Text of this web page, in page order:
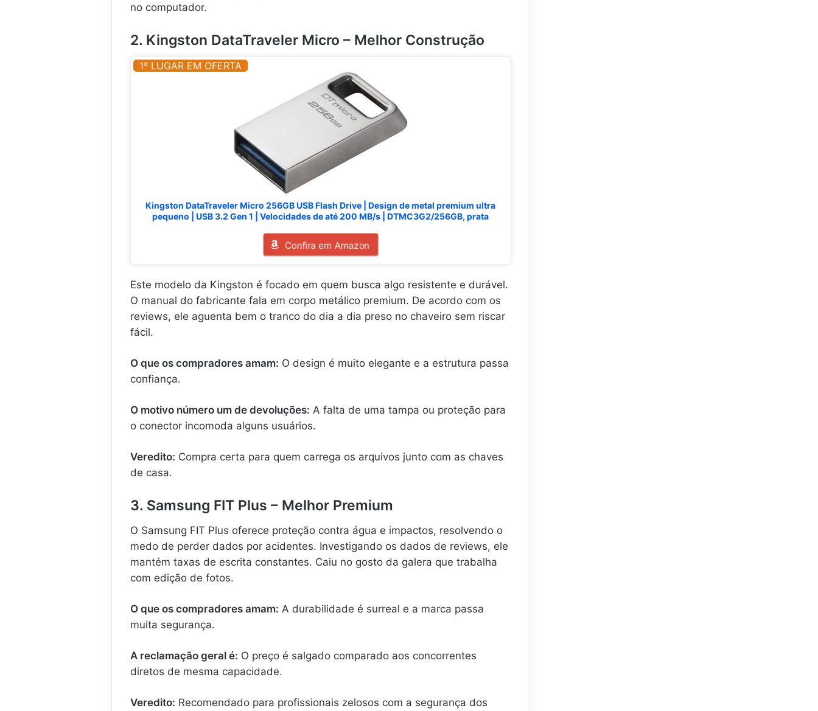
no computador.
2. Kingston DataTraveler Micro – Melhor Construção
1º LUGAR EM OFERTA
Kingston DataTraveler Micro 256GB USB Flash Drive | Design de metal premium ultra
pequeno | USB 3.2 Gen 1 | Velocidades de até 200 MB/s | DTMC3G2/256GB, prata
Confira em Amazon
Este modelo da Kingston é focado em quem busca algo resistente e durável.
O manual do fabricante fala em corpo metálico premium. De acordo com os
reviews, ele aguenta bem o tranco do dia a dia preso no chaveiro sem riscar
fácil.
O que os compradores amam: O design é muito elegante e a estrutura passa
confiança.
O motivo número um de devoluções: A falta de uma tampa ou proteção para
o conector incomoda alguns usuários.
Veredito: Compra certa para quem carrega os arquivos junto com as chaves
de casa.
3. Samsung FIT Plus – Melhor Premium
O Samsung FIT Plus oferece proteção contra água e impactos, resolvendo o
medo de perder dados por acidentes. Investigando os dados de reviews, ele
mantém taxas de escrita constantes. Caiu no gosto da galera que trabalha
com edição de fotos.
O que os compradores amam: A durabilidade é surreal e a marca passa
muita segurança.
A reclamação geral é: O preço é salgado comparado aos concorrentes
diretos de mesma capacidade.
Veredito: Recomendado para profissionais zelosos com a segurança dos